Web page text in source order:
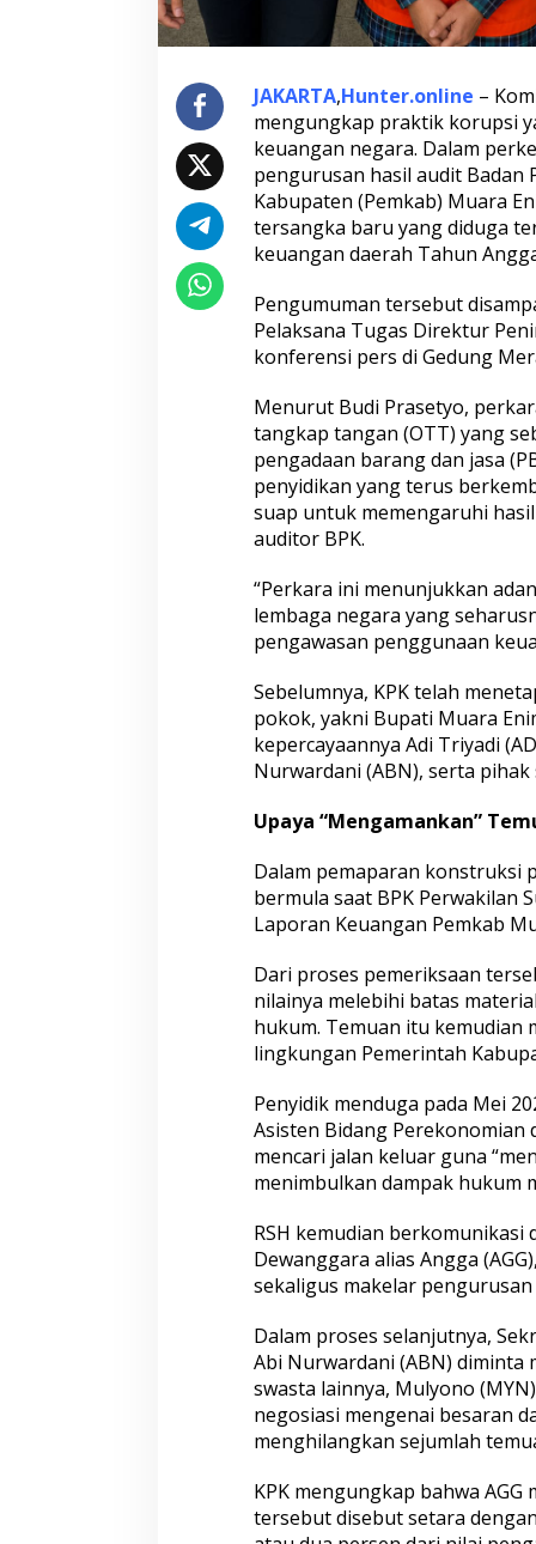
n
i
T
e
r
b
o
n
g
k
a
,
K
P
K
A
d
a
U
p
a
S
i
s
t
m
a
i
s
e
a
m
a
k
a
n
T
e
u
n
K
e
a
n
g
a
D
a
r
a
h
JAKARTA,Hunter.online –
mengungkap praktik korupsi
keuangan negara. Dalam
pengurusan hasil audit Badan
Kabupaten (Pemkab) Muara
tersangka baru yang diduga
keuangan daerah Tahun
Pengumuman tersebut
Pelaksana Tugas Direktur
konferensi pers di Gedung
Menurut Budi Prasetyo,
tangkap tangan (OTT) yang
pengadaan barang dan jasa
penyidikan yang terus
suap untuk memengaruhi
auditor BPK.
“Perkara ini menunjukkan
lembaga negara yang
pengawasan penggunaan
Sebelumnya, KPK telah
pokok, yakni Bupati Muara
kepercayaannya Adi Triyadi
Nurwardani (ABN), serta pihak
Upaya “Mengamankan”
Dalam pemaparan konstruksi
bermula saat BPK Perwakilan
Laporan Keuangan Pemkab
Dari proses pemeriksaan
nilainya melebihi batas
hukum. Temuan itu kemudian
lingkungan Pemerintah
Penyidik menduga pada Mei
Asisten Bidang Perekonomian
mencari jalan keluar guna
menimbulkan dampak hukum
RSH kemudian
Dewanggara alias Angga
sekaligus makelar pengurusan
Dalam proses selanjutnya,
Abi Nurwardani (ABN) diminta
swasta lainnya, Mulyono
negosiasi mengenai besaran
menghilangkan sejumlah
KPK mengungkap bahwa
tersebut disebut setara